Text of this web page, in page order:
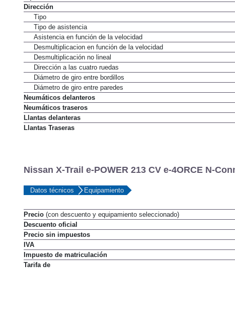
Tipo de frenos traseros
Dirección
Tipo
Tipo de asistencia
Asistencia en función de la velocidad
Desmultiplicacion en función de la velocidad
Desmultiplicación no lineal
Dirección a las cuatro ruedas
Diámetro de giro entre bordillos
Diámetro de giro entre paredes
Neumáticos delanteros
Neumáticos traseros
Llantas delanteras
Nissan X-Trail e-POWER 213 CV e-4ORCE N-
Precio(con descuento y equipamiento seleccionado)
Descuento oficial
Precio sin impuestos
IVA
Impuesto de matriculación